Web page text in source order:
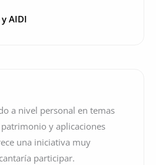
AIDI
a nivel personal en temas
y aplicaciones
una iniciativa muy
participar.